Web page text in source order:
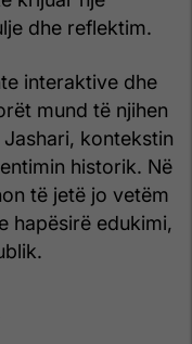
dhe reflektim.
interaktive dhe
mund të njihen
kontekstin
historik. Në
të jetë jo vetëm
hapësirë edukimi,